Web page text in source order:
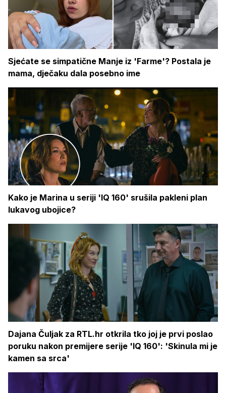
Sjećate se simpatične Manje iz 'Farme'? Postala je
mama, dječaku dala posebno ime
Kako je Marina u seriji 'IQ 160' srušila pakleni plan
lukavog ubojice?
Dajana Čuljak za RTL.hr otkrila tko joj je prvi poslao
poruku nakon premijere serije 'IQ 160': 'Skinula mi je
kamen sa srca'